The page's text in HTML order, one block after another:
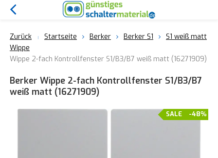
Zurück Startseite Berker Berker S1
S1 weiß matt
Wippe
Wippe 2-fach Kontrollfenster S1/B3/B7 weiß matt (16271909)
Berker Wippe 2-fach Kontrollfenster S1/B3/B7
weiß matt (16271909)
-48%
SALE